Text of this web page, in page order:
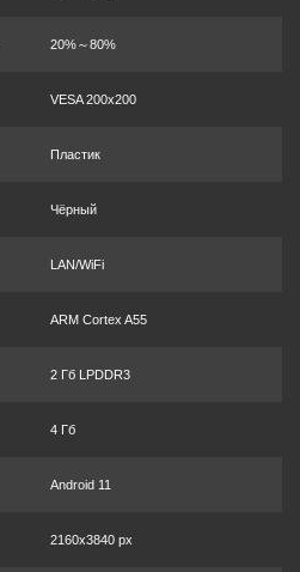
20%～80%
VESA 200x200
Пластик
Чёрный
LAN/WiFi
ARM Cortex A55
2 Гб LPDDR3
4 Гб
Android 11
2160x3840 px